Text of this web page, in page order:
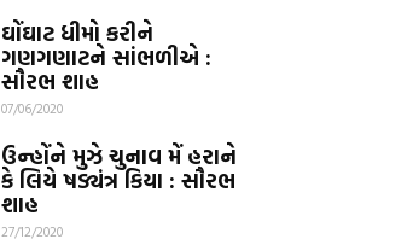
ઘોંઘાટ ધીમો કરીને
ગણગણાટને સાંભળીએ :
સૌરભ શાહ
07/06/2020
ઉન્હોંને મુઝે ચુનાવ મેં હરાને
કે લિયે ષડ્યંત્ર કિયા : સૌરભ
શાહ
27/12/2020